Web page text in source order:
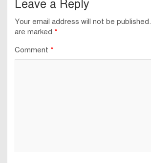
Leave a Reply
Your email address will not be published.
are marked *
Comment *